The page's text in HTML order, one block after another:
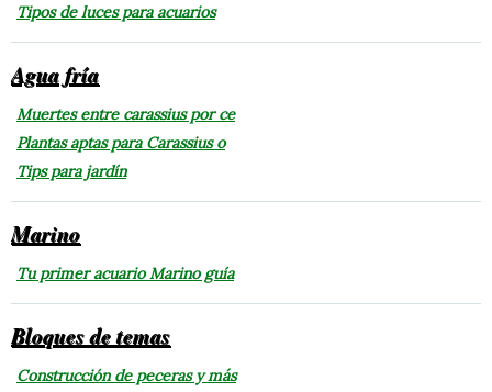
Tipos de luces para acuarios
Agua fría
Muertes entre carassius por ce
Plantas aptas para Carassius o
Tips para jardín
Marino
Tu primer acuario Marino guía
Bloques de temas
Construcción de peceras y más